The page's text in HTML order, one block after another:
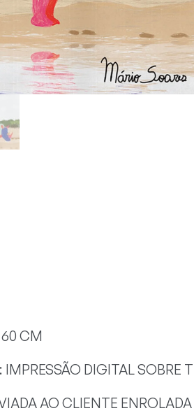
CM
IMPRESSÃO DIGITAL SOBRE
AO CLIENTE